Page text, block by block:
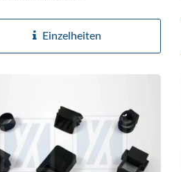
Einzelheiten